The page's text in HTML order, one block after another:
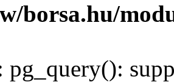
borsa.hu/
pg_query():